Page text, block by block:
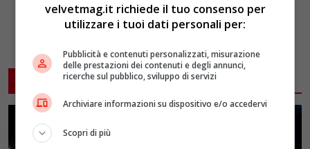
ARTICOLI CORRELATI
velvetmag.it richiede il tuo consenso per
utilizzare i tuoi dati personali per:
Pubblicità e contenuti personalizzati, misurazione
delle prestazioni dei contenuti e degli annunci,
ricerche sul pubblico, sviluppo di servizi
Archiviare informazioni su dispositivo e/o accedervi
Scopri di più